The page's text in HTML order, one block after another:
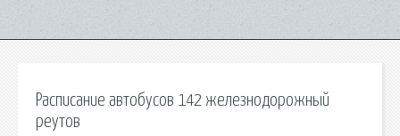
Расписание автобусов 142 железнодорожный
реутов